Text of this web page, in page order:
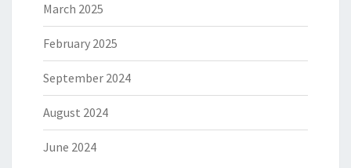
March 2025
February 2025
September 2024
August 2024
June 2024